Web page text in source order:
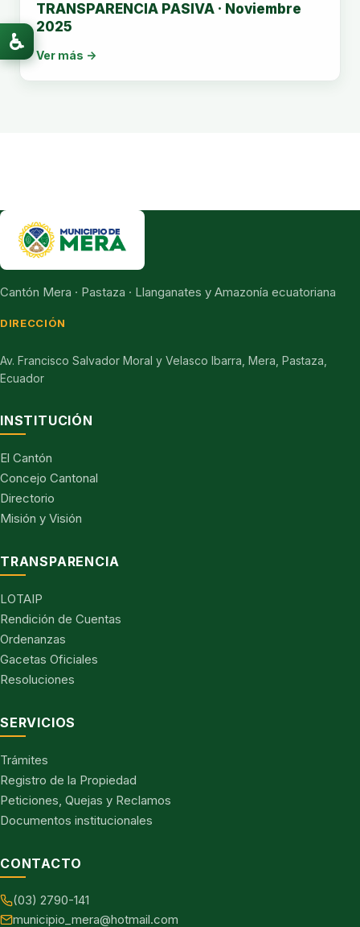
TRANSPARENCIA PASIVA · Noviembre
2025
Ver más →
Cantón Mera · Pastaza · Llanganates y Amazonía ecuatoriana
DIRECCIÓN
Av. Francisco Salvador Moral y Velasco Ibarra, Mera, Pastaza,
Ecuador
INSTITUCIÓN
El Cantón
Concejo Cantonal
Directorio
Misión y Visión
TRANSPARENCIA
LOTAIP
Rendición de Cuentas
Ordenanzas
Gacetas Oficiales
Resoluciones
SERVICIOS
Trámites
Registro de la Propiedad
Peticiones, Quejas y Reclamos
Documentos institucionales
CONTACTO
(03) 2790-141
municipio_mera@hotmail.com
♿